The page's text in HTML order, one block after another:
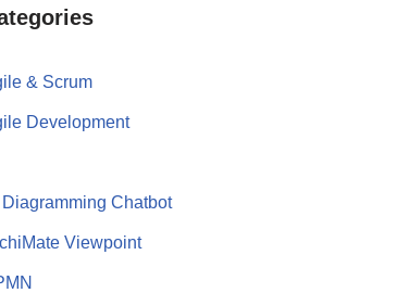
& Scrum
Development
Chatbot
Viewpoint